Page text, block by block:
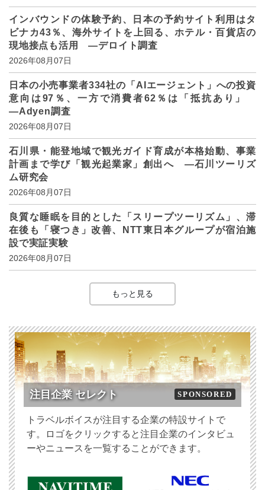
インバウンドの体験予約、日本の予約サイト利用はタ
ビナカ43％、海外サイトを上回る、ホテル・百貨店の
現地接点も活用 ―デロイト調査
2026年08月07日
日本の小売事業者334社の「AIエージェント」への投資
意向は97％、一方で消費者62％は「抵抗あり」
―Adyen調査
2026年08月07日
石川県・能登地域で観光ガイド育成が本格始動、事業
計画まで学び「観光起業家」創出へ ―石川ツーリズ
ム研究会
2026年08月07日
良質な睡眠を目的とした「スリープツーリズム」、滞
在後も「寝つき」改善、NTT東日本グループが宿泊施
設で実証実験
2026年08月07日
もっと見る
注目企業 セレクト SPONSORED
トラベルボイスが注目する企業の特設サイトで
す。ロゴをクリックすると注目企業のインタビュ
ーやニュースを一覧することができます。